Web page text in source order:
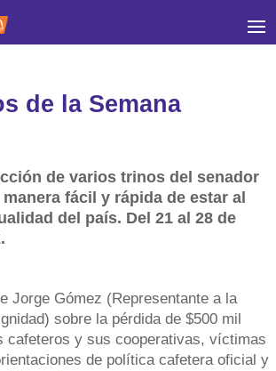
de la Semana
de varios trinos del senador
fácil y rápida de estar al
del país. Del 21 al 28 de
Jorge Gómez (Representante a la
sobre la pérdida de $500 mil
cafeteros y sus cooperativas, víctimas
de política cafetera oficial y